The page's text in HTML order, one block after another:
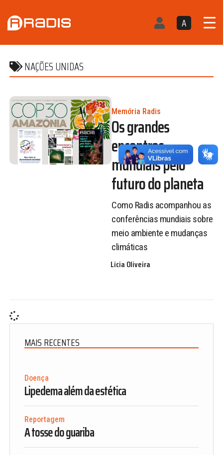
A
NAÇÕES UNIDAS
Memória Radis
Os grandes
encontros
mundiais pelo
futuro do planeta
Como Radis acompanhou as
conferências mundiais sobre
meio ambiente e mudanças
climáticas
Licia Oliveira
MAIS RECENTES
Doença
Lipedema além da estética
Reportagem
A tosse do guariba